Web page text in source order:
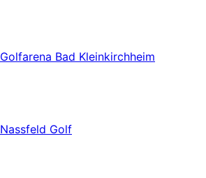
Golfarena Bad Kleinkirchheim
Nassfeld Golf